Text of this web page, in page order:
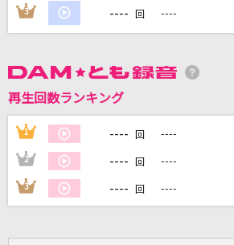
自宅でカラオケ歌い放題！
3 ---- 回 ----
再生回数ランキング
1 ---- 回 ----
2 ---- 回 ----
3 ---- 回 ----